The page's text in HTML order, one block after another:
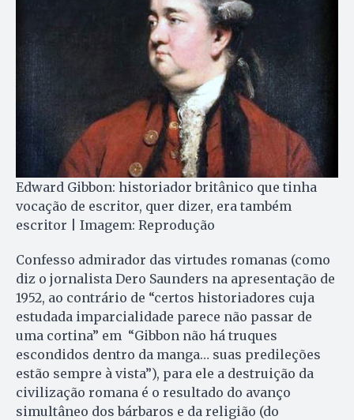
Edward Gibbon: historiador britânico que tinha
vocação de escritor, quer dizer, era também
escritor | Imagem: Reprodução
Confesso admirador das virtudes romanas (como
diz o jornalista Dero Saunders na apresentação de
1952, ao contrário de “certos historiadores cuja
estudada imparcialidade parece não passar de
uma cortina” em “Gibbon não há truques
escondidos dentro da manga… suas predileções
estão sempre à vista”), para ele a destruição da
civilização romana é o resultado do avanço
simultâneo dos bárbaros e da religião (do